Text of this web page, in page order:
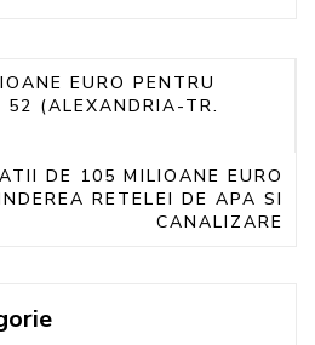
EURO PENTRU
52 (ALEXANDRIA-TR.
DE 105 MILIOANE EURO
RETELEI DE APA SI
CANALIZARE